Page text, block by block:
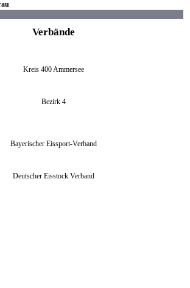
Verbände
Kreis 400 Ammersee
Bezirk 4
Bayerischer Eissport-Verband
Deutscher Eisstock Verband